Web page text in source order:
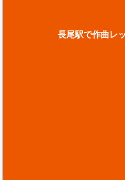
長尾駅で作曲レ